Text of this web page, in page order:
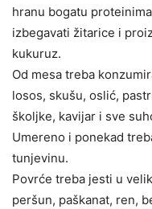
hranu bogatu
izbegavati žitarice i
kukuruz.
Od mesa treba
losos, skušu, oslić,
školjke, kavijar i sve
Umereno i ponekad
tunjevinu.
Povrće treba jesti u
peršun, paškanat, ren,